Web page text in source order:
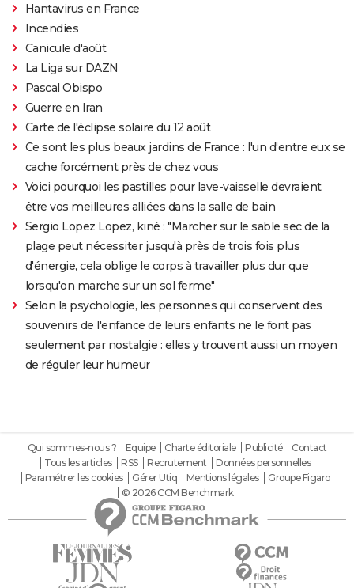
Hantavirus en France
Incendies
Canicule d'août
La Liga sur DAZN
Pascal Obispo
Guerre en Iran
Carte de l'éclipse solaire du 12 août
Ce sont les plus beaux jardins de France : l'un d'entre eux se
cache forcément près de chez vous
Voici pourquoi les pastilles pour lave-vaisselle devraient
être vos meilleures alliées dans la salle de bain
Sergio Lopez Lopez, kiné : "Marcher sur le sable sec de la
plage peut nécessiter jusqu'à près de trois fois plus
d'énergie, cela oblige le corps à travailler plus dur que
lorsqu'on marche sur un sol ferme"
Selon la psychologie, les personnes qui conservent des
souvenirs de l'enfance de leurs enfants ne le font pas
seulement par nostalgie : elles y trouvent aussi un moyen
de réguler leur humeur
Qui sommes-nous ? Equipe Charte éditoriale Publicité
Contact
Tous les articles
RSS Recrutement
Données personnelles
Paramétrer les cookies
Gérer Utiq Mentions légales
Groupe Figaro
© 2026 CCM Benchmark